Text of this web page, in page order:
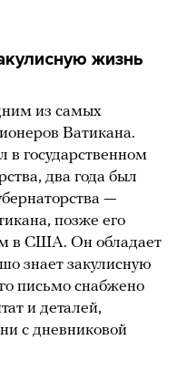
жизнь
из самых
Ватикана.
в государственном
два года был
—
позже его
в США. Он обладает
знает закулисную
письмо снабжено
и деталей,
с дневниковой